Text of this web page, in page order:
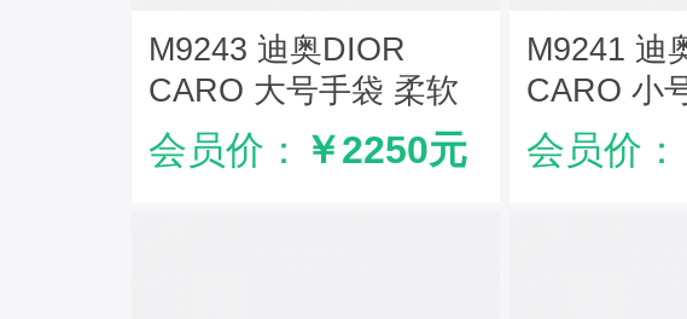
M9243 迪奥DIOR
CARO 大号手袋 柔软
牛皮革藤格纹 岩石灰
色
会员价： ￥2250元
M9241 迪
CARO 小
牛皮革藤
会员价：